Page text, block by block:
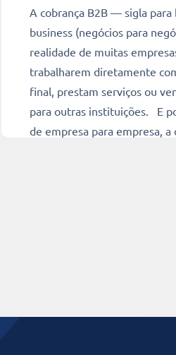
A cobrança B2B — sigla para
business (negócios para
realidade de muitas
trabalharem diretamente
final, prestam serviços ou
para outras instituições. E
de empresa para empresa, a